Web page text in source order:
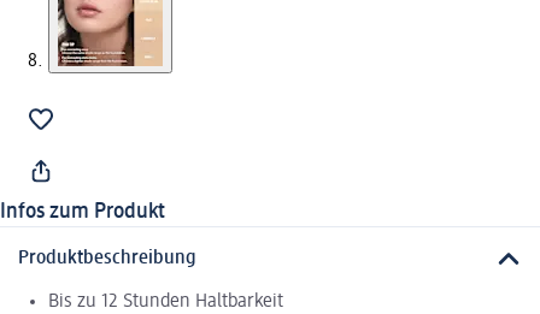
Infos zum Produkt
Produktbeschreibung
Bis zu 12 Stunden Haltbarkeit